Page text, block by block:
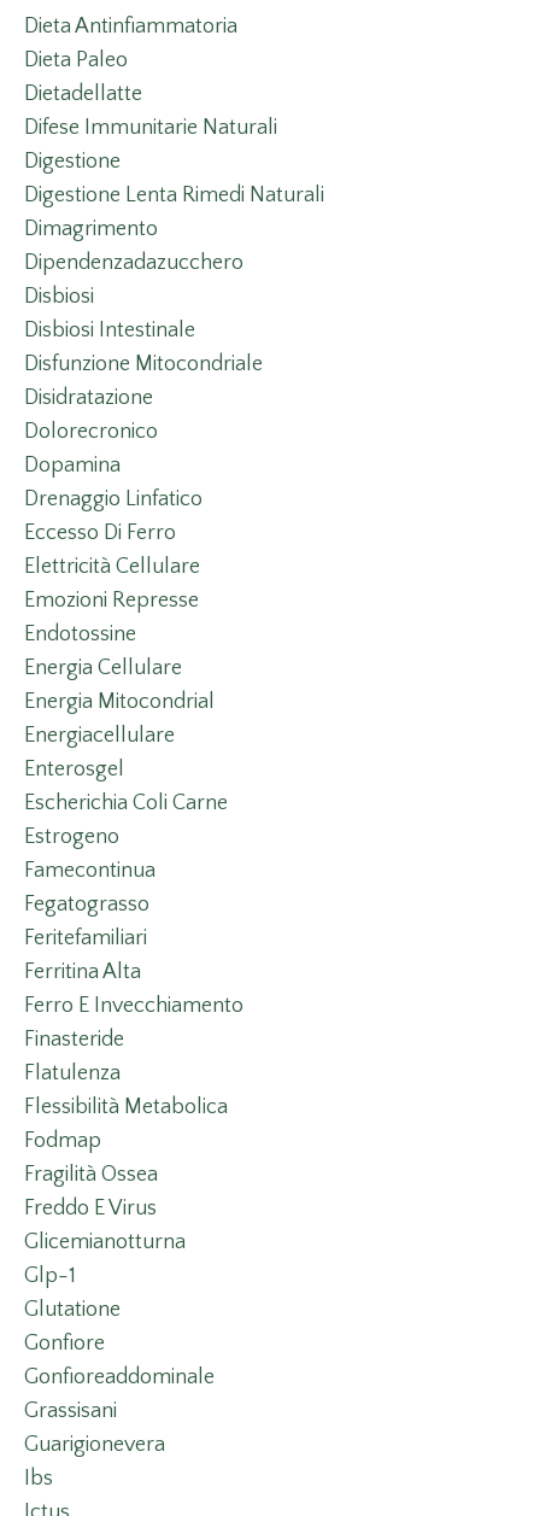
Dieta Antinfiammatoria
Dieta Paleo
Dietadellatte
Difese Immunitarie Naturali
Digestione
Digestione Lenta Rimedi Naturali
Dimagrimento
Dipendenzadazucchero
Disbiosi
Disbiosi Intestinale
Disfunzione Mitocondriale
Disidratazione
Dolorecronico
Dopamina
Drenaggio Linfatico
Eccesso Di Ferro
Elettricità Cellulare
Emozioni Represse
Endotossine
Energia Cellulare
Energia Mitocondrial
Energiacellulare
Enterosgel
Escherichia Coli Carne
Estrogeno
Famecontinua
Fegatograsso
Feritefamiliari
Ferritina Alta
Ferro E Invecchiamento
Finasteride
Flatulenza
Flessibilità Metabolica
Fodmap
Fragilità Ossea
Freddo E Virus
Glicemianotturna
Glp-1
Glutatione
Gonfiore
Gonfioreaddominale
Grassisani
Guarigionevera
Ibs